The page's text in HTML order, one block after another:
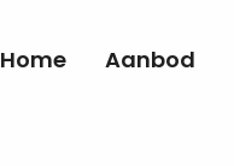
Home Aanbod